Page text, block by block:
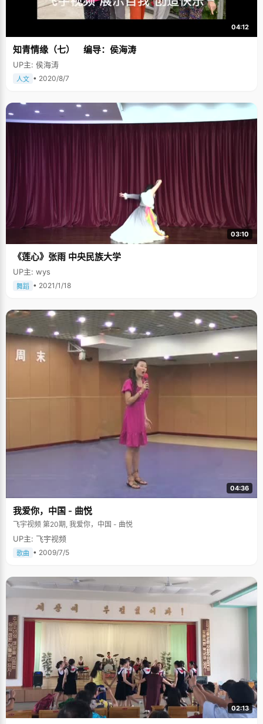
04:12
知青情缘（七） 编导：侯海涛
UP主: 侯海涛
人文 • 2020/8/7
03:10
《莲心》张雨 中央民族大学
UP主: wys
舞蹈 • 2021/1/18
04:36
我爱你，中国 - 曲悦
飞宇视频 第20期, 我爱你，中国 - 曲悦
UP主: 飞宇视频
歌曲 • 2009/7/5
02:13